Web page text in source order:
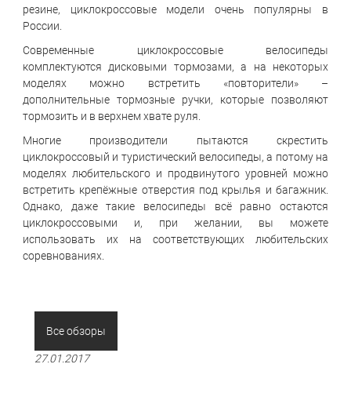
резине, циклокроссовые модели очень популярны в
России.
Современные циклокроссовые велосипеды
комплектуются дисковыми тормозами, а на некоторых
моделях можно встретить «повторители» –
дополнительные тормозные ручки, которые позволяют
тормозить и в верхнем хвате руля.
Многие производители пытаются скрестить
циклокроссовый и туристический велосипеды, а потому на
моделях любительского и продвинутого уровней можно
встретить крепёжные отверстия под крылья и багажник.
Однако, даже такие велосипеды всё равно остаются
циклокроссовыми и, при желании, вы можете
использовать их на соответствующих любительских
соревнованиях.
Все обзоры
27.01.2017